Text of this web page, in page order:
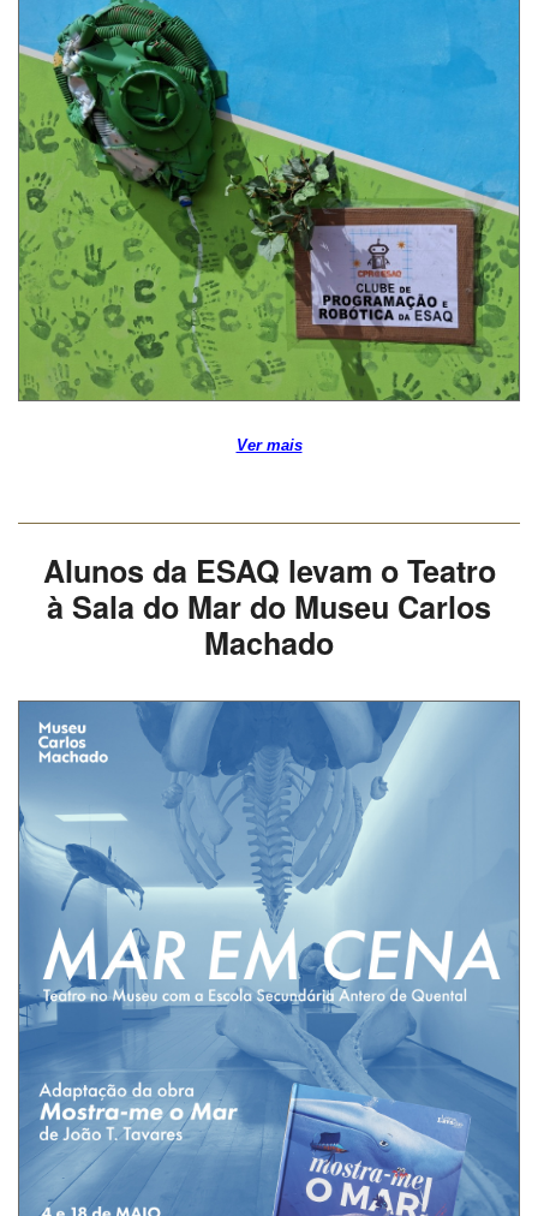
Ver mais
Alunos da ESAQ levam o Teatro
à Sala do Mar do Museu Carlos
Machado